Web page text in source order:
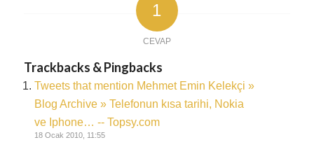
1
CEVAP
Trackbacks & Pingbacks
Tweets that mention Mehmet Emin Kelekçi »
Blog Archive » Telefonun kısa tarihi, Nokia
ve Iphone… -- Topsy.com
18 Ocak 2010, 11:55